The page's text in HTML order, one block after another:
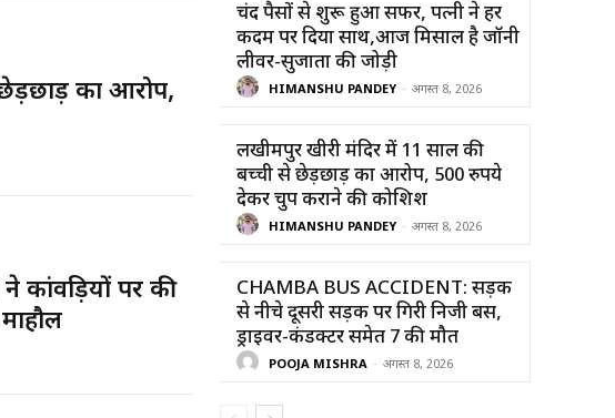
का आरोप,
कांवड़ियों पर की
चंद पैसों से शुरू हुआ सफर, पत्नी ने हर
कदम पर दिया साथ,आज मिसाल है जॉनी
लीवर-सुजाता की जोड़ी
HIMANSHU PANDEY - अगस्त 8, 2026
लखीमपुर खीरी मंदिर में 11 साल की
बच्ची से छेड़छाड़ का आरोप, 500 रुपये
देकर चुप कराने की कोशिश
HIMANSHU PANDEY - अगस्त 8, 2026
CHAMBA BUS ACCIDENT: सड़क
से नीचे दूसरी सड़क पर गिरी निजी बस,
ड्राइवर-कंडक्टर समेत 7 की मौत
POOJA MISHRA - अगस्त 8, 2026